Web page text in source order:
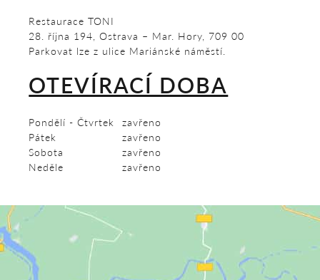
Restaurace TONI
28. října 194, Ostrava – Mar. Hory, 709 00
Parkovat lze z ulice Mariánské náměstí.
OTEVÍRACÍ DOBA
Pondělí - Čtvrtek zavřeno
Pátek
zavřeno
Sobota
zavřeno
Neděle
zavřeno